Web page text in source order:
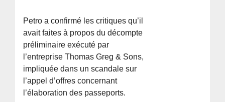
Petro a confirmé les critiques qu’il
avait faites à propos du décompte
préliminaire exécuté par
l’entreprise Thomas Greg & Sons,
impliquée dans un scandale sur
l’appel d’offres concernant
l’élaboration des passeports.